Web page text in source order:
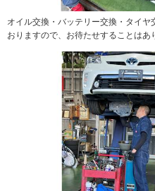
オイル交換・バッテリー交換・タイヤ
おりますので、お待たせすることはあ